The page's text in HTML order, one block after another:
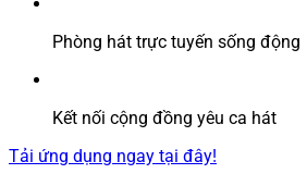
Phòng hát trực tuyến sống động
Kết nối cộng đồng yêu ca hát
Tải ứng dụng ngay tại đây!